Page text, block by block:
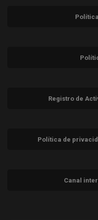
Registro de
Política de
Canal